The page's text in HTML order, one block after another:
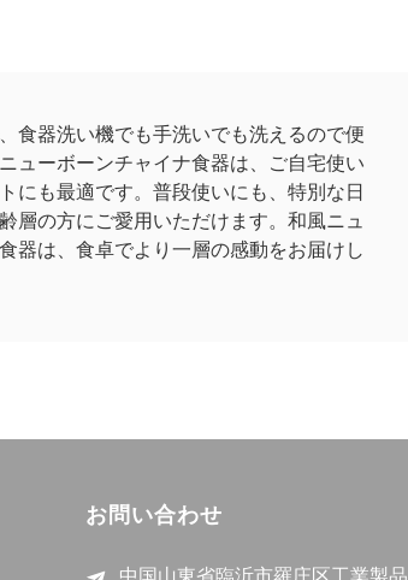
食器洗い機でも手洗いでも洗えるので便
ューボーンチャイナ食器は、ご自宅使い
にも最適です。普段使いにも、特別な日
層の方にご愛用いただけます。和風ニュ
器は、食卓でより一層の感動をお届けし
お問い合わせ